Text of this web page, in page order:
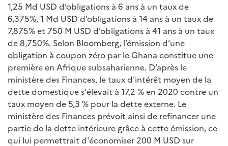
1,25 Md USD d’obligations à 6 ans à un taux de
6,375%, 1 Md USD d’obligations à 14 ans à un taux de
7,875% et 750 M USD d’obligations à 41 ans à un taux
de 8,750%. Selon Bloomberg, l’émission d’une
obligation à coupon zéro par le Ghana constitue une
première en Afrique subsaharienne. D’après le
ministère des Finances, le taux d'intérêt moyen de la
dette domestique s'élevait à 17,2 % en 2020 contre un
taux moyen de 5,3 % pour la dette externe. Le
ministère des Finances prévoit ainsi de refinancer une
partie de la dette intérieure grâce à cette émission, ce
qui lui permettrait d'économiser 200 M USD sur